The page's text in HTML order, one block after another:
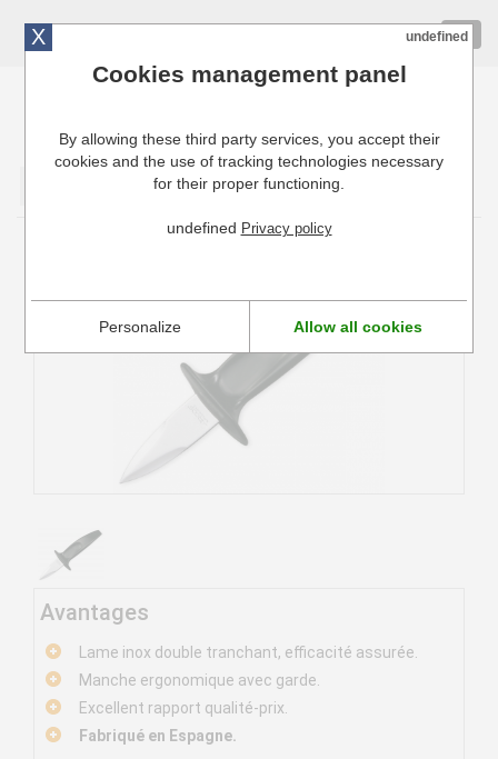
Cuisinresto: Ustensiles de cuisine pour professionnels
Avantages
Lame inox double tranchant, efficacité assurée.
Manche ergonomique avec garde.
Excellent rapport qualité-prix.
Fabriqué en Espagne.
X undefined
Cookies management panel
By allowing these third party services, you accept their
cookies and the use of tracking technologies necessary
for their proper functioning.
undefined Privacy policy
Personalize Allow all cookies